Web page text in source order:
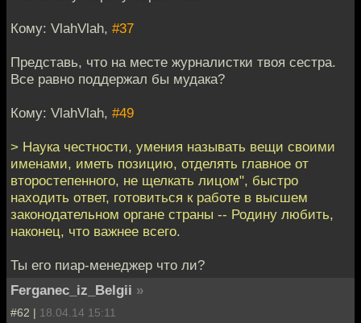
Кому: VlahVlah, #37
Представь, что на месте журналистки твоя сестра.
Все равно поддержал бы мудака?
Кому: VlahVlah, #49
> Наука честности, умения называть вещи своими
именами, иметь позицию, отделять главное от
второстепенного, не щелкать лицом", быстро
находить ответ, готовиться к работе в высшем
законодательном органе страны -- Родину любить,
наконец, что важнее всего.
Ты его пиар-менеджер что ли?
Ferganec_iz_Belgii »
#62 | 18.04.14 15:11